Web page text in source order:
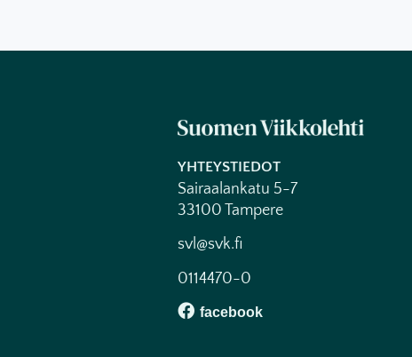
YHTEYSTIEDOT
Sairaalankatu 5-7
33100 Tampere
svl@svk.fi
0114470-0